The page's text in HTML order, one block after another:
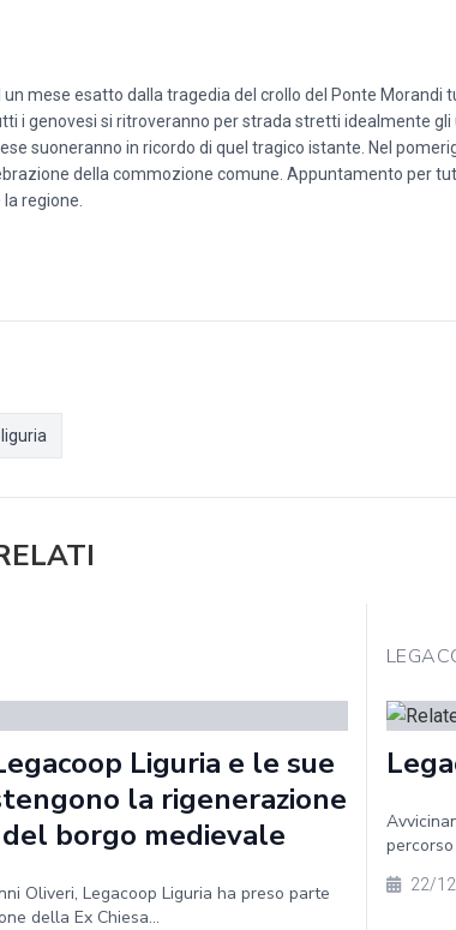
un mese esatto dalla tragedia del crollo del Ponte
i genovesi si ritroveranno per strada stretti idealmente
suoneranno in ricordo di quel tragico istante. Nel
della commozione comune. Appuntamento per
regione.
Liguria e le sue
la rigenerazione
borgo medievale
Oliveri, Legacoop Liguria ha preso parte
della Ex Chiesa...
22/